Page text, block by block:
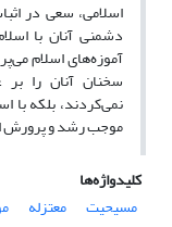
اسلامی، سعی در
دشمنی آنان با
آموزه‌های اسلام
سخنان آنان را بر
نمی‌کردند، بلکه با
موجب ‏رشد و پرورش
کلیدواژه‌ها
مسیحیت
معتزله